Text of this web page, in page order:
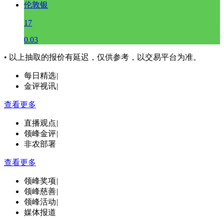
伦敦银
17
0.03
• 以上抽取的报价有延迟，仅供参考，以交易平台为准。
每日精选|
金评视讯|
查看更多
直播观点|
领峰金评|
非农部署
查看更多
领峰奖项|
领峰慈善|
领峰活动|
媒体报道